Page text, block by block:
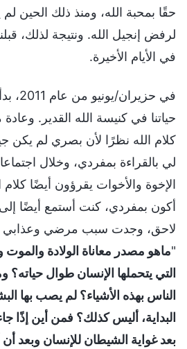
حقًا بمحبة الله، ومنذ ذلك الحين
لرفض إنجيل الله. ونتيجة لذلك،
في الأيام الأخيرة.
في
حياتنا في كنيسة الله القدير.
كلام الله نظرًا لأن بصري لم يكن
لي بالقراءة بمفردي، وخلال
الإخوة والأخوات يقرؤون أيضًا كلام
أكون بمفردي، كنت أستمع أيضًا
لاحق، وجدت سبب مرضي وعذابي
"ماهو مصدر معاناة الولادة
التي يتحملها الإنسان طوال
الناس بهذه الأشياء؟ لم يصب بها
البداية، أليس كذلك؟ فمن أين إذًا
بعد غواية الشيطان للإنسان وبعد